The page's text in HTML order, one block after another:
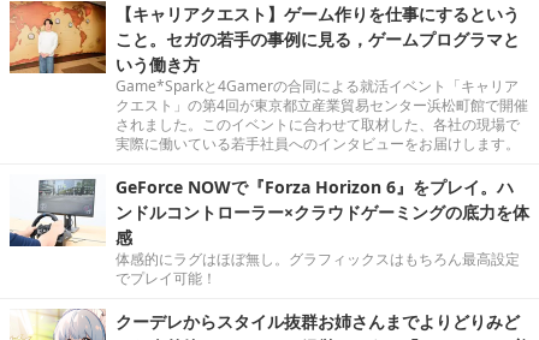
【キャリアクエスト】ゲーム作りを仕事にするという
こと。セガの若手の事例に見る，ゲームプログラマと
いう働き方
Game*Sparkと4Gamerの合同による就活イベント「キャリア
クエスト」の第4回が東京都立産業貿易センター浜松町館で開催
されました。このイベントに合わせて取材した、各社の現場で
実際に働いている若手社員へのインタビューをお届けします。
GeForce NOWで『Forza Horizon 6』をプレイ。ハ
ンドルコントローラー×クラウドゲーミングの底力を体
感
体感的にラグはほぼ無し。グラフィックスはもちろん最高設定
でプレイ可能！
クーデレからスタイル抜群お姉さんまでよりどりみど